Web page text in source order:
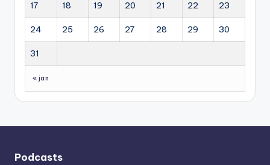
17 18 19 20 21 22 23
24 25 26 27 28 29 30
31
« jan
Podcasts